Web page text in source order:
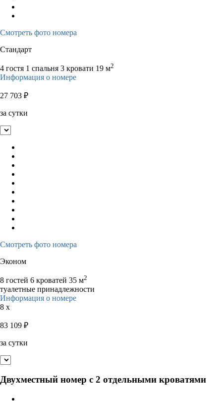
Смотреть фото номера
Стандарт
4 гостя 1 спальня 3 кровати 19 м2
Информация о номере
27 703 ₽
за сутки
Смотреть фото номера
Эконом
8 гостей 6 кроватей 35 м2
туалетные принадлежности
Информация о номере
8 x
83 109 ₽
за сутки
Двухместный номер с 2 отдельными кроватями